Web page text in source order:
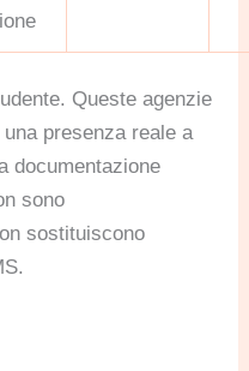
Queste agenzie
presenza reale a
documentazione
sono
sostituiscono